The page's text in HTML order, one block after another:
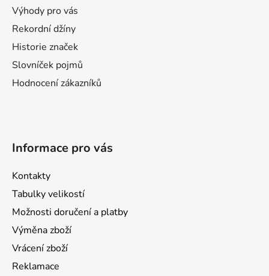
Výhody pro vás
Rekordní džíny
Historie značek
Slovníček pojmů
Hodnocení zákazníků
Informace pro vás
Kontakty
Tabulky velikostí
Možnosti doručení a platby
Výměna zboží
Vrácení zboží
Reklamace